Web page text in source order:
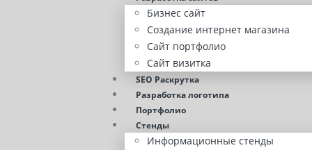
Бизнес сайт
Создание интернет магазина
Сайт портфолио
Сайт визитка
SEO Раскрутка
Разработка логотипа
Портфолио
Стенды
Информационные стенды